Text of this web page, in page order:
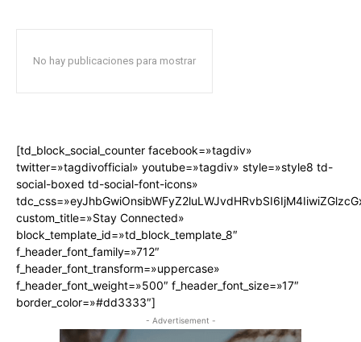
No hay publicaciones para mostrar
[td_block_social_counter facebook=»tagdiv»
twitter=»tagdivofficial» youtube=»tagdiv» style=»style8 td-
social-boxed td-social-font-icons»
custom_title=»Stay Connected»
block_template_id=»td_block_template_8″
f_header_font_family=»712″
f_header_font_transform=»uppercase»
f_header_font_weight=»500″ f_header_font_size=»17″
border_color=»#dd3333″]
- Advertisement -